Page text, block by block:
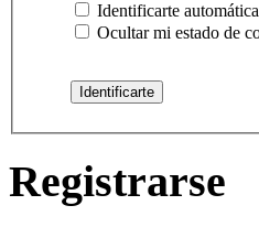
Identificarte
Ocultar mi estado de
Registrarse